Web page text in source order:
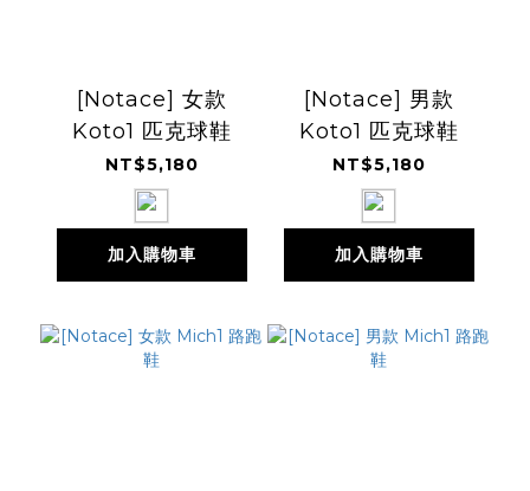
[Notace] 女款
Koto1 匹克球鞋
NT$5,180
加入購物車
[Notace] 男款
Koto1 匹克球鞋
NT$5,180
加入購物車